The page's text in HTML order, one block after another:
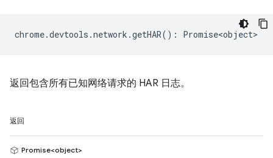
chrome.devtools .network .getHAR() : Promise<object>
返回包含所有已知网络请求的 HAR 日志。
返回
Promise<object>